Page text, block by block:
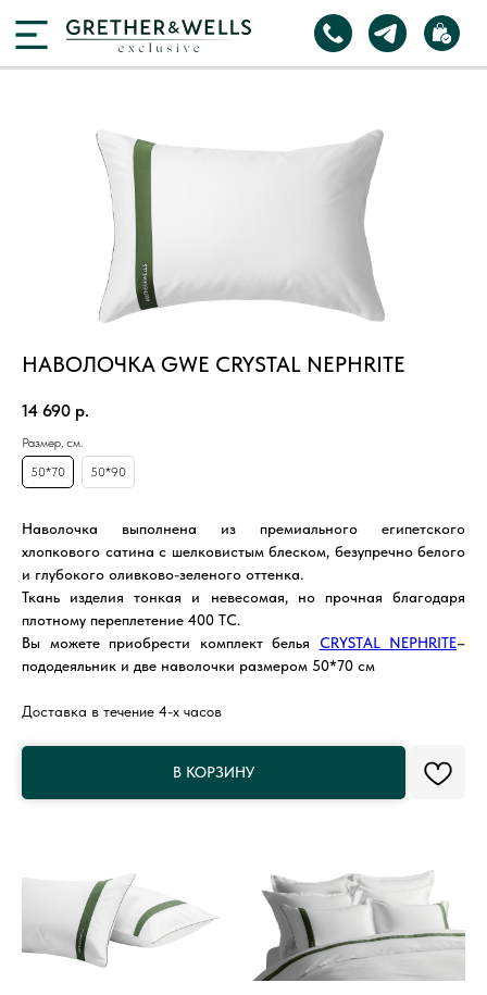
НАВОЛОЧКА GWE CRYSTAL NEPHRITE
14 690 р.
Размер, см.
50*70
50*90
Наволочка выполнена из премиального египетского
хлопкового сатина с шелковистым блеском, безупречно белого
и глубокого оливково-зеленого оттенка.
Ткань изделия тонкая и невесомая, но прочная благодаря
плотному переплетение 400 ТС.
Вы можете приобрести комплект белья CRYSTAL NEPHRITE–
пододеяльник и две наволочки размером 50*70 см
Доставка в течение 4-х часов
В КОРЗИНУ